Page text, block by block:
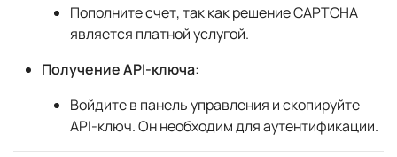
Пополните счет, так как решение CAPTCHA
является платной услугой.
Получение API-ключа:
Войдите в панель управления и скопируйте
API-ключ. Он необходим для аутентификации.